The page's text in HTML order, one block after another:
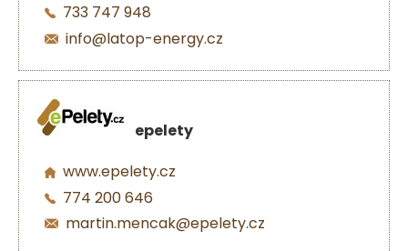
733 747 948
info@latop-energy.cz
epelety
www.epelety.cz
774 200 646
martin.mencak@epelety.cz